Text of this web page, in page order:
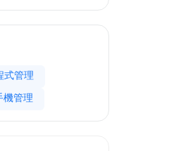
式管理
機管理